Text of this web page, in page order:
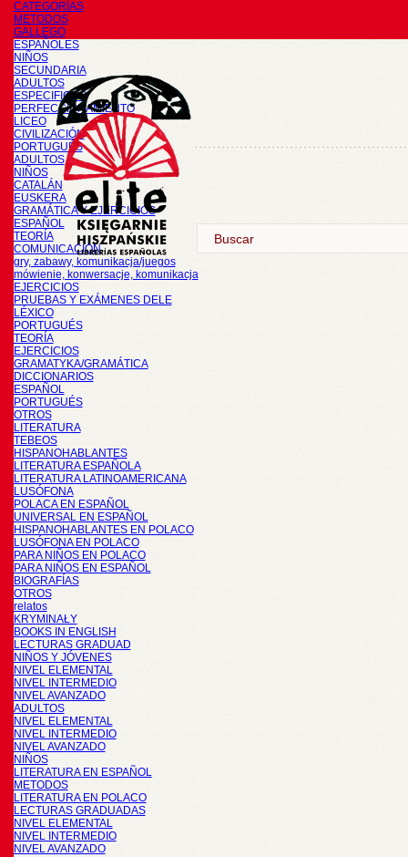
CATEGORÍAS
METODOS
GALLEGO
ESPAÑOLES
NIÑOS
SECUNDARIA
ADULTOS
ESPECIFICOS
PERFECCIONAMIENTO
LICEO
CIVILIZACIÓN
PORTUGUÉS
ADULTOS
NIÑOS
CATALÁN
EUSKERA
GRAMÁTICA Y EJERCICIOS
ESPAÑOL
TEORÍA
COMUNICACIÓN
gry, zabawy, komunikacja/juegos
mówienie, konwersacje, komunikacja
EJERCICIOS
PRUEBAS Y EXÁMENES DELE
LÉXICO
PORTUGUÉS
TEORÍA
EJERCICIOS
GRAMATYKA/GRAMÁTICA
DICCIONARIOS
ESPAÑOL
PORTUGUÉS
OTROS
LITERATURA
TEBEOS
HISPANOHABLANTES
LITERATURA ESPAÑOLA
LITERATURA LATINOAMERICANA
LUSÓFONA
POLACA EN ESPAÑOL
UNIVERSAL EN ESPAÑOL
HISPANOHABLANTES EN POLACO
LUSÓFONA EN POLACO
PARA NIÑOS EN POLACO
PARA NIÑOS EN ESPAÑOL
BIOGRAFÍAS
OTROS
relatos
KRYMINAŁY
BOOKS IN ENGLISH
LECTURAS GRADUAD
NIÑOS Y JÓVENES
NIVEL ELEMENTAL
NIVEL INTERMEDIO
NIVEL AVANZADO
ADULTOS
NIVEL ELEMENTAL
NIVEL INTERMEDIO
NIVEL AVANZADO
NIÑOS
LITERATURA EN ESPAÑOL
METODOS
LITERATURA EN POLACO
LECTURAS GRADUADAS
NIVEL ELEMENTAL
NIVEL INTERMEDIO
NIVEL AVANZADO